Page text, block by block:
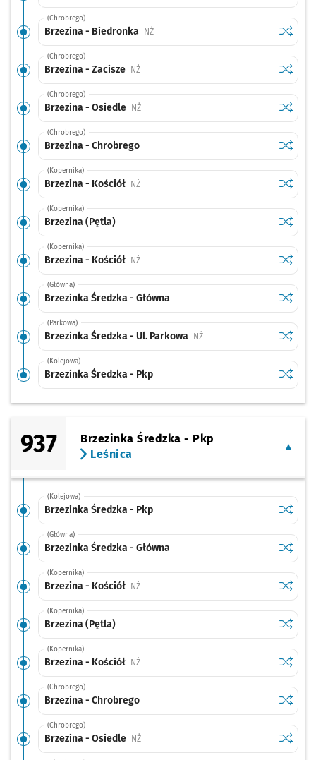
(Chrobrego)
Brzezina - Biedronka NŻPrzystanek na życzenie
(Chrobrego)
Brzezina - Zacisze NŻPrzystanek na życzenie
(Chrobrego)
Brzezina - Osiedle NŻPrzystanek na życzenie
(Chrobrego)
Brzezina - Chrobrego
(Kopernika)
Brzezina - Kościół NŻPrzystanek na życzenie
(Kopernika)
Brzezina (Pętla)
(Kopernika)
Brzezina - Kościół NŻPrzystanek na życzenie
(Główna)
Brzezinka Średzka - Główna
(Parkowa)
Brzezinka Średzka - Ul. Parkowa NŻPrzystanek na życzenie
(Kolejowa)
Brzezinka Średzka - Pkp
937
Brzezinka Średzka - Pkp
Leśnica
(Kolejowa)
Brzezinka Średzka - Pkp
(Główna)
Brzezinka Średzka - Główna
(Kopernika)
Brzezina - Kościół NŻPrzystanek na życzenie
(Kopernika)
Brzezina (Pętla)
(Kopernika)
Brzezina - Kościół NŻPrzystanek na życzenie
(Chrobrego)
Brzezina - Chrobrego
(Chrobrego)
Brzezina - Osiedle NŻPrzystanek na życzenie